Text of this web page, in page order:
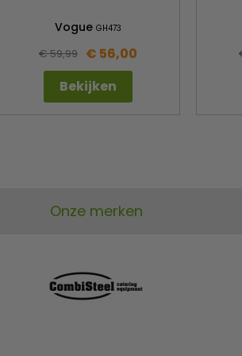
Vogue GH473
€ 59,99 € 56,00
Bekijken
Onze merken